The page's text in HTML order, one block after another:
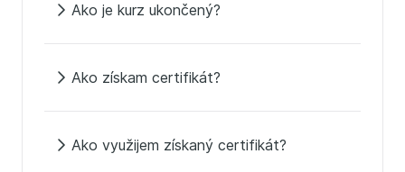
Ako je kurz ukončený?
Ako získam certifikát?
Ako využijem získaný certifikát?